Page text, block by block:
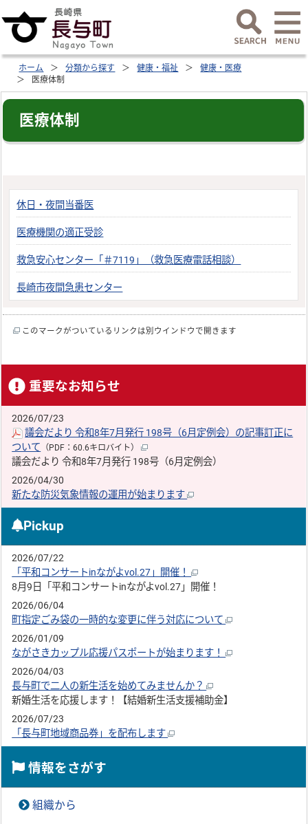
ホーム 分類から探す 健康・福祉
健康・医療
医療体制
医療体制
休日・夜間当番医
医療機関の適正受診
救急安心センター「＃7119」（救急医療電話相談）
長崎市夜間急患センター
このマークがついているリンクは別ウインドウで開きます
重要なお知らせ
2026/07/23
議会だより 令和8年7月発行 198号（6月定例会）の記事訂正に
ついて （PDF：60.6キロバイト）
議会だより 令和8年7月発行 198号（6月定例会）
2026/04/30
新たな防災気象情報の運用が始まります
Pickup
2026/07/22
「平和コンサートinながよvol.27」開催！
8月9日「平和コンサートinながよvol.27」開催！
2026/06/04
町指定ごみ袋の一時的な変更に伴う対応について
2026/01/09
ながさきカップル応援パスポートが始まります！
2026/04/03
長与町で二人の新生活を始めてみませんか？
新婚生活を応援します！【結婚新生活支援補助金】
2026/07/23
「長与町地域商品券」を配布します
情報をさがす
組織から